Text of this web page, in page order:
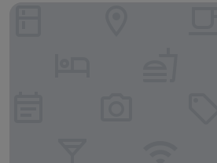
Holiday Inn Express & Suites